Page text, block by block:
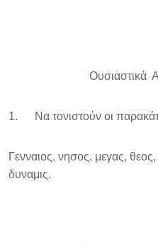
Ουσιαστικά
1. Να τονιστούν οι
Γενναιος, νησος, μεγας,
δυναμις.